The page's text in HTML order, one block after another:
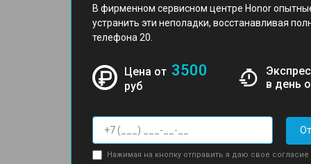
В фирменном сервисном центре Honor
устранить эти неполадки, восстанавливая
телефона 20.
Цена от 3500
руб
в день
Нажимая на кнопку отправить я даю свое согласие